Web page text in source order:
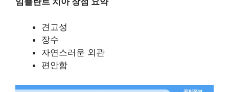
견고성
장수
자연스러운 외관
편안함